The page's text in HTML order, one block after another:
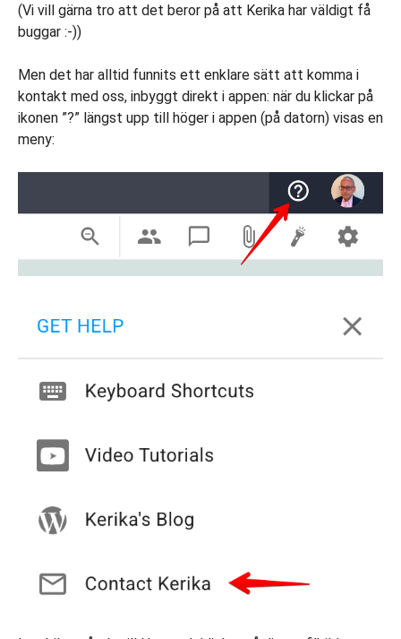
(Vi vill gärna tro att det beror på att Kerika har väldigt få
buggar :-))
Men det har alltid funnits ett enklare sätt att komma i
kontakt med oss, inbyggt direkt i appen: när du klickar på
ikonen ”?” längst upp till höger i appen (på datorn) visas en
meny: